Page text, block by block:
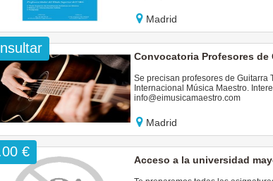
Madrid
Convocatoria Profesores
Se precisan profesores de
Internacional Música Maestro.
info@eimusicamaestro.com
Madrid
€
Acceso a la universidad